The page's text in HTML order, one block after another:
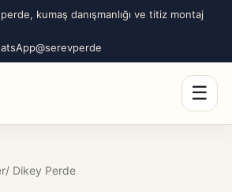
kumaş danışmanlığı ve titiz montaj
@serevperde
☰
/ Dikey Perde